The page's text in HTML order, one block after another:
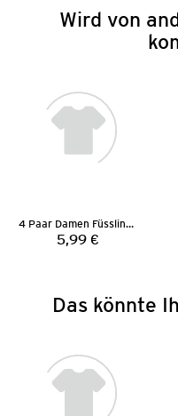
Wird von
4 Paar Damen Füsslinge
Preis:
5,99 €
Das könnte